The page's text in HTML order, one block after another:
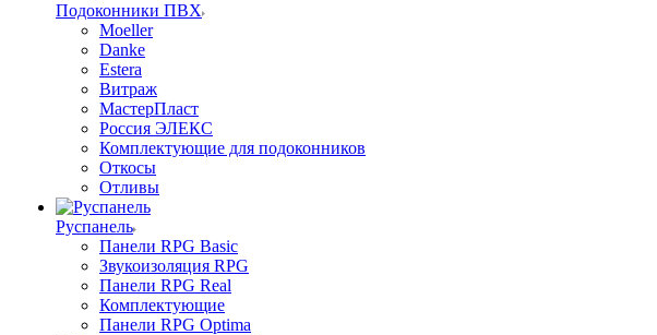
Подоконники ПВХ
Moeller
Danke
Estera
Витраж
МастерПласт
Россия ЭЛЕКС
Комплектующие для подоконников
Откосы
Отливы
Руспанель
Панели RPG Basic
Звукоизоляция RPG
Панели RPG Real
Комплектующие
Панели RPG Optima